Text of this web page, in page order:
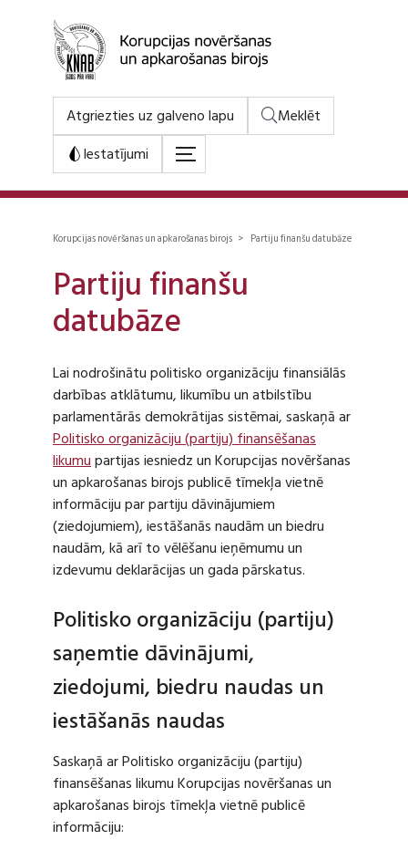
Atgriezties uz galveno lapu
Meklēt
Iestatījumi
Korupcijas novēršanas un apkarošanas birojs > Partiju finanšu datubāze
Partiju finanšu
datubāze
Lai nodrošinātu politisko organizāciju finansiālās
darbības atklātumu, likumību un atbilstību
parlamentārās demokrātijas sistēmai, saskaņā ar
Politisko organizāciju (partiju) finansēšanas
likumupartijas iesniedz un Korupcijas novēršanas
un apkarošanas birojs publicē tīmekļa vietnē
informāciju par partiju dāvinājumiem
(ziedojumiem), iestāšanās naudām un biedru
naudām, kā arī to vēlēšanu ieņēmumu un
izdevumu deklarācijas un gada pārskatus.
Politisko organizāciju (partiju)
saņemtie dāvinājumi,
ziedojumi, biedru naudas un
iestāšanās naudas
Saskaņā ar Politisko organizāciju (partiju)
finansēšanas likumu Korupcijas novēršanas un
apkarošanas birojs tīmekļa vietnē publicē
informāciju: